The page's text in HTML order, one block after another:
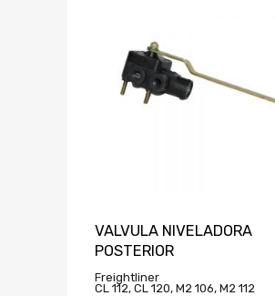
VALVULA NIVELADORA
POSTERIOR
Freightliner
CL 112, CL 120, M2 106, M2 112